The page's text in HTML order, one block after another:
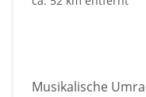
Musikalische